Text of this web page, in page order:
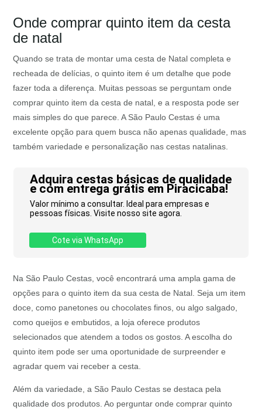
Onde comprar quinto item da cesta
de natal
Quando se trata de montar uma cesta de Natal completa e
recheada de delícias, o quinto item é um detalhe que pode
fazer toda a diferença. Muitas pessoas se perguntam onde
comprar quinto item da cesta de natal, e a resposta pode ser
mais simples do que parece. A São Paulo Cestas é uma
excelente opção para quem busca não apenas qualidade, mas
também variedade e personalização nas cestas natalinas.
Adquira cestas básicas de qualidade
e com entrega grátis em Piracicaba!
Valor mínimo a consultar. Ideal para empresas e
pessoas físicas. Visite nosso site agora.
Cote via WhatsApp
Na São Paulo Cestas, você encontrará uma ampla gama de
opções para o quinto item da sua cesta de Natal. Seja um item
doce, como panetones ou chocolates finos, ou algo salgado,
como queijos e embutidos, a loja oferece produtos
selecionados que atendem a todos os gostos. A escolha do
quinto item pode ser uma oportunidade de surpreender e
agradar quem vai receber a cesta.
Além da variedade, a São Paulo Cestas se destaca pela
qualidade dos produtos. Ao perguntar onde comprar quinto